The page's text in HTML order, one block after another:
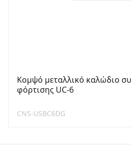
Κομψό μεταλλικό καλώδιο
φόρτισης UC-6
CNS-USBC6DG